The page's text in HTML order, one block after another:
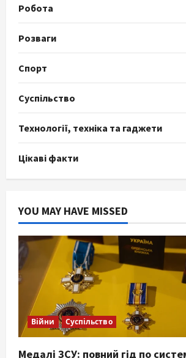
Робота
Розваги
Спорт
Суспільство
Технології, техніка та гаджети
Цікаві факти
YOU MAY HAVE MISSED
Війни Суспільство
Медалі ЗСУ: повний гід по